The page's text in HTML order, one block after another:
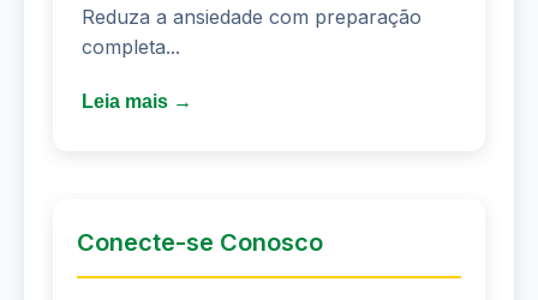
Reduza a ansiedade com preparação
completa...
Leia mais →
Conecte-se Conosco